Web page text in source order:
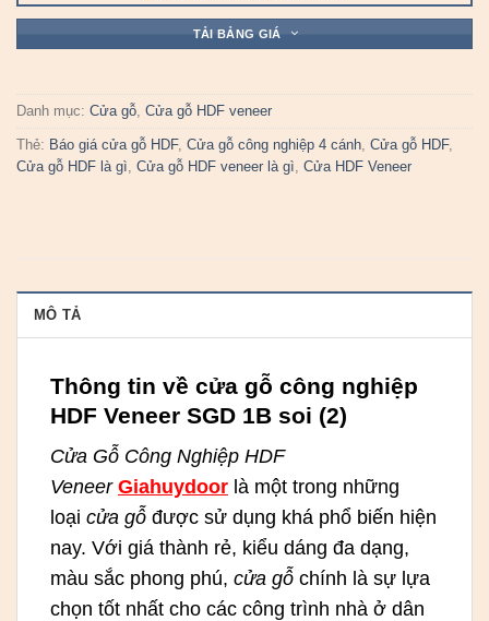
TẢI BẢNG GIÁ
Danh mục: Cửa gỗ, Cửa gỗ HDF veneer
Thẻ: Báo giá cửa gỗ HDF, Cửa gỗ công nghiệp 4 cánh, Cửa gỗ HDF,
Cửa gỗ HDF là gì, Cửa gỗ HDF veneer là gì, Cửa HDF Veneer
MÔ TẢ
Thông tin về cửa gỗ công nghiệp
HDF Veneer SGD 1B soi (2)
Cửa Gỗ Công Nghiệp HDF
Veneer Giahuydoor là một trong những
loại cửa gỗ được sử dụng khá phổ biến hiện
nay. Với giá thành rẻ, kiểu dáng đa dạng,
màu sắc phong phú, cửa gỗ chính là sự lựa
chọn tốt nhất cho các công trình nhà ở dân